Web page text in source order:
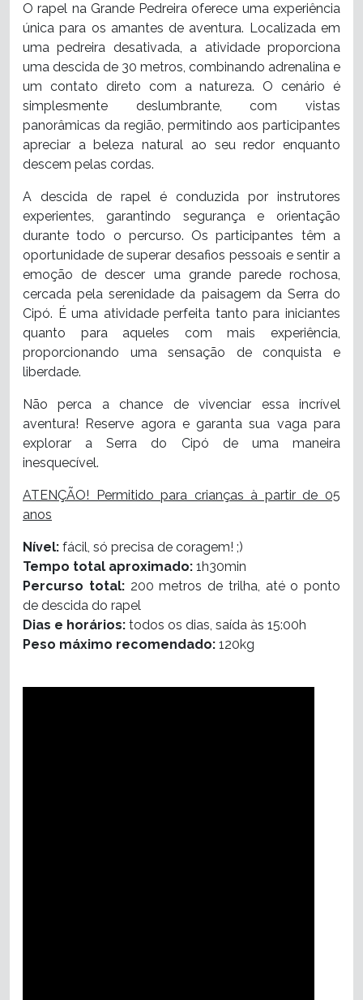
O rapel na Grande Pedreiraoferece uma experiência
única para os amantes de aventura. Localizada em
uma pedreira desativada, a atividade proporciona
uma descida de 30 metros, combinando adrenalina e
um contato direto com a natureza. O cenário é
simplesmente deslumbrante, com vistas
panorâmicas da região, permitindo aos participantes
apreciar a beleza natural ao seu redor enquanto
descem pelas cordas.
A descida de rapel é conduzida por instrutores
experientes, garantindo segurança e orientação
durante todo o percurso. Os participantes têm a
oportunidade de superar desafios pessoais e sentir a
emoção de descer uma grande parede rochosa,
cercada pela serenidade da paisagem da Serra do
Cipó. É uma atividade perfeita tanto para iniciantes
quanto para aqueles com mais experiência,
proporcionando uma sensação de conquista e
liberdade.
Não perca a chance de vivenciar essa incrível
aventura! Reserve agora e garanta sua vaga para
explorar a Serra do Cipó de uma maneira
inesquecível.
ATENÇÃO! Permitido para crianças à partir de 05
anos
Nível: fácil, só precisa de coragem! ;)
Tempo total aproximado: 1h30min
Percurso total: 200 metros de trilha, até o ponto
de descida do rapel
Dias e horários: todos os dias, saída às 15:00h
Peso máximo recomendado: 120kg